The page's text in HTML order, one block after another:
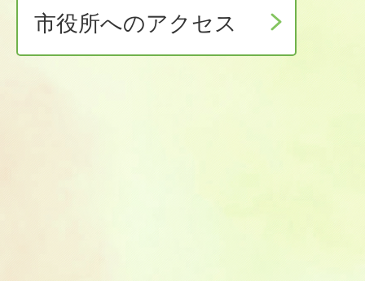
市役所へのアクセス